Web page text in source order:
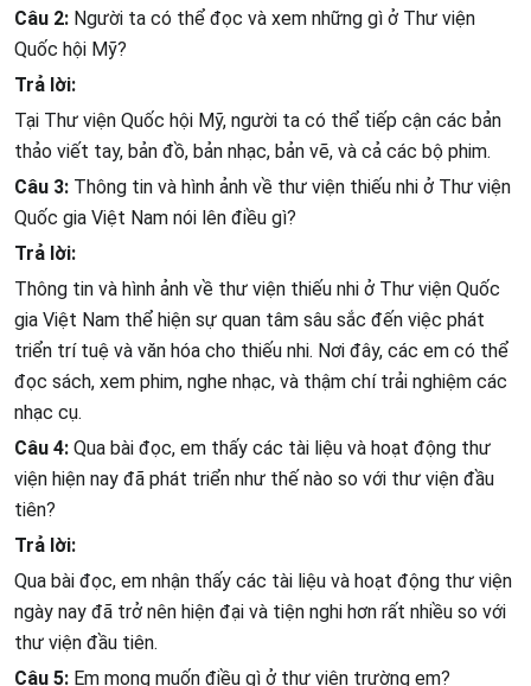
Câu 2: Người ta có thể đọc và xem những gì ở Thư viện
Quốc hội Mỹ?
Trả lời:
Tại Thư viện Quốc hội Mỹ, người ta có thể tiếp cận các bản
thảo viết tay, bản đồ, bản nhạc, bản vẽ, và cả các bộ phim.
Câu 3: Thông tin và hình ảnh về thư viện thiếu nhi ở Thư viện
Quốc gia Việt Nam nói lên điều gì?
Trả lời:
Thông tin và hình ảnh về thư viện thiếu nhi ở Thư viện Quốc
gia Việt Nam thể hiện sự quan tâm sâu sắc đến việc phát
triển trí tuệ và văn hóa cho thiếu nhi. Nơi đây, các em có thể
đọc sách, xem phim, nghe nhạc, và thậm chí trải nghiệm các
nhạc cụ.
Câu 4: Qua bài đọc, em thấy các tài liệu và hoạt động thư
viện hiện nay đã phát triển như thế nào so với thư viện đầu
tiên?
Trả lời:
Qua bài đọc, em nhận thấy các tài liệu và hoạt động thư viện
ngày nay đã trở nên hiện đại và tiện nghi hơn rất nhiều so với
thư viện đầu tiên.
Câu 5: Em mong muốn điều gì ở thư viện trường em?